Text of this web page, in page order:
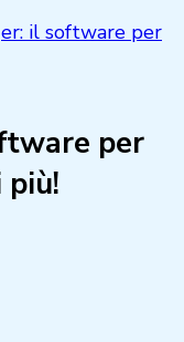
il software per
per
più!